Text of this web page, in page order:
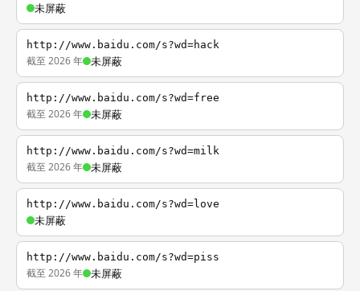
未屏蔽
http://www.baidu.com/s?wd=hack
截至 2026 年 未屏蔽
http://www.baidu.com/s?wd=free
截至 2026 年 未屏蔽
http://www.baidu.com/s?wd=milk
截至 2026 年 未屏蔽
http://www.baidu.com/s?wd=love
未屏蔽
http://www.baidu.com/s?wd=piss
截至 2026 年 未屏蔽